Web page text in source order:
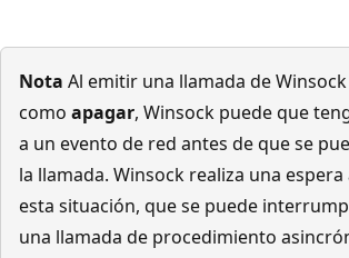
Nota Al emitir una llamada de
como apagar, Winsock puede que
a un evento de red antes de que se
la llamada. Winsock realiza una
esta situación, que se puede
una llamada de procedimiento